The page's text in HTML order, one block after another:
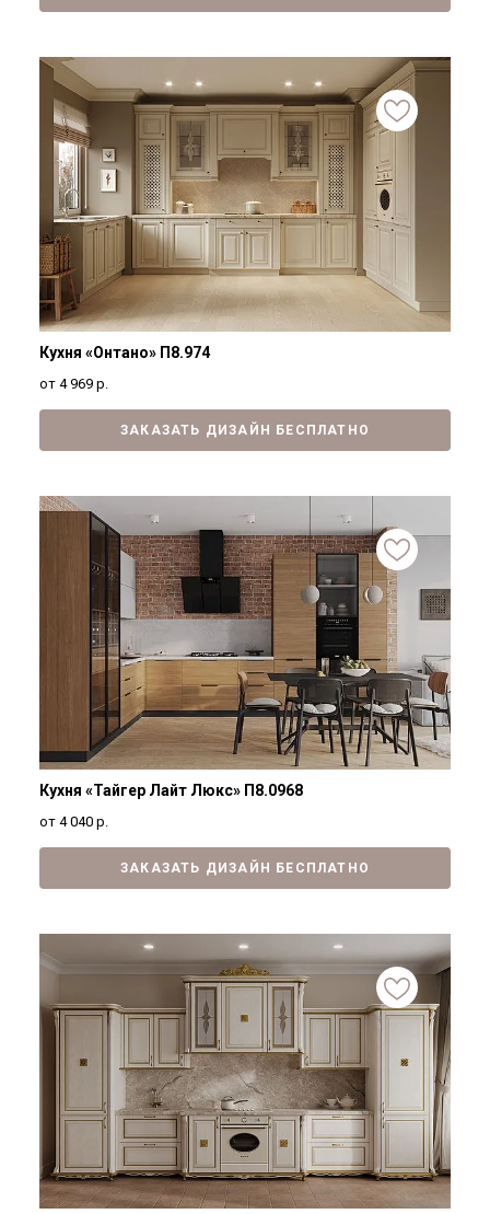
Кухня «Онтано» П8.974
от 4 969 р.
ЗАКАЗАТЬ ДИЗАЙН БЕСПЛАТНО
Кухня «Тайгер Лайт Люкс» П8.0968
от 4 040 р.
ЗАКАЗАТЬ ДИЗАЙН БЕСПЛАТНО